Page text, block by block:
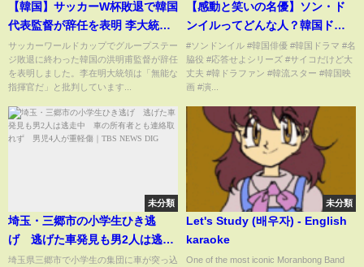
【韓国】サッカーW杯敗退で韓国
代表監督が辞任を表明 李大統領
｢無能な指揮官だ｣
サッカーワールドカップでグループステー
ジ敗退に終わった韓国の洪明甫監督が辞任
を表明しました。李在明大統領は「無能な
指揮官だ」と批判しています...
【感動と笑いの名優】ソン・ド
ンイルってどんな人？韓国ドラ
マに欠かせない俳優の魅力
#ソンドンイル #韓国俳優 #韓国ドラマ #名
脇役 #応答せよシリーズ #サイコだけど大
丈夫 #韓ドラファン #韓流スター #韓国映
画 #演...
未分類
埼玉・三郷市の小学生ひき逃
げ 逃げた車発見も男2人は逃走
中 車の所有者とも連絡取れ
埼玉県三郷市で小学生の集団に車が突っ込
未分類
Let's Study (배우자) - English
karaoke
One of the most iconic Moranbong Band